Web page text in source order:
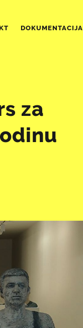
DOKUMENTACIJA
za